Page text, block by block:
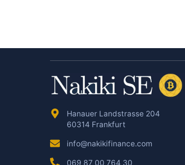
Hanauer Landstrasse 204
60314 Frankfurt
info@nakikifinance.com
069 87 00 764 30